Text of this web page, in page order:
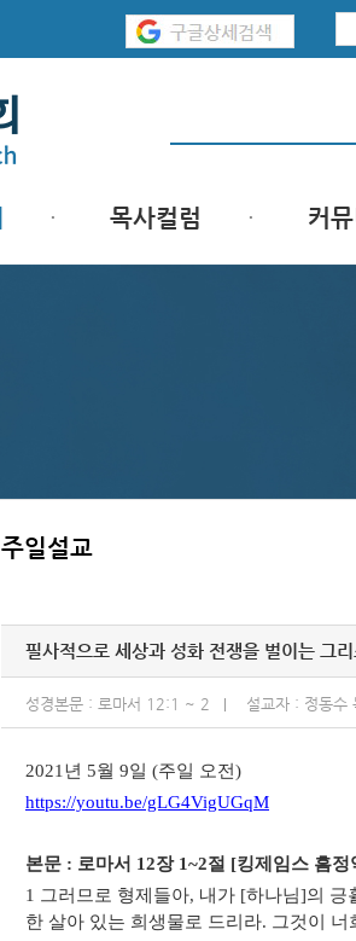
목사컬럼 커뮤
주일설교
필사적으로 세상과 성화 전쟁을 벌이는 그리
성경본문 : 로마서 12:1 ~ 2 설교자 : 정동수
2021년 5월 9일 (주일 오전)
https://youtu.be/gLG4VigUGqM
본문 : 로마서 12장 1~2절 [킹제임스 흠정
1 그러므로 형제들아, 내가 [하나님]의
한 살아 있는 희생물로 드리라. 그것이